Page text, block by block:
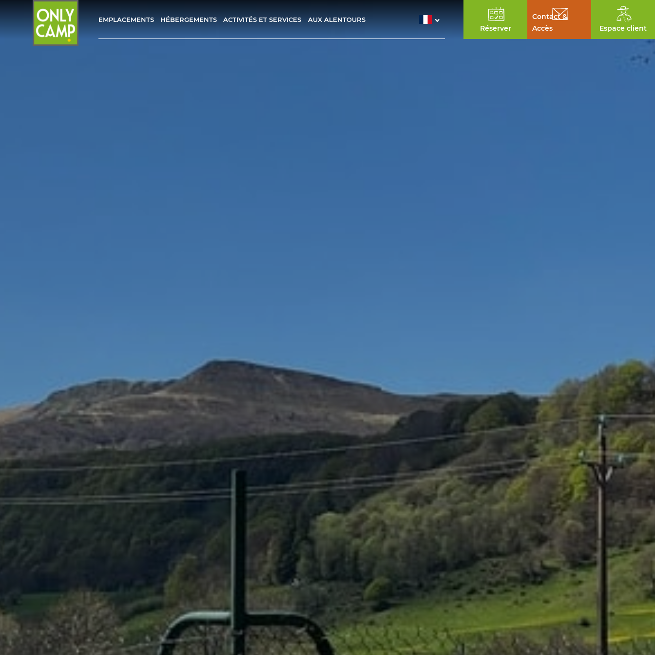
EMPLACEMENTS HÉBERGEMENTS ACTIVITÉS ET SERVICES AUX ALENTOURS
Réserver
Contact &
Accès
Espace client